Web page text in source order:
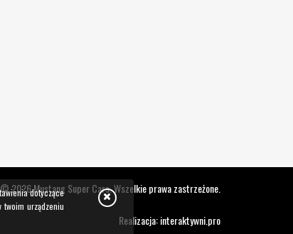
2026 Mustang Super Cars. Wszelkie prawa zastrzeżone.
Realizacja:interaktywni.pro
dotyczące
urządzeniu